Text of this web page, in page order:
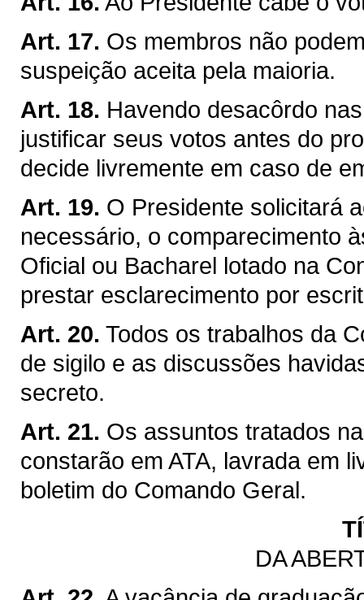
Art. 17. Os membros não
suspeição aceita pela maioria.
Art. 18. Havendo desacôrdo
justificar seus votos antes do
decide livremente em caso de
Art. 19. O Presidente solicitará
necessário, o comparecimento
Oficial ou Bacharel lotado na
prestar esclarecimento por
Art. 20. Todos os trabalhos da
de sigilo e as discussões
secreto.
Art. 21. Os assuntos tratados
constarão em ATA, lavrada em
boletim do Comando Geral.
DA